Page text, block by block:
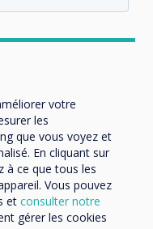
votre
les
que vous voyez et
En cliquant sur
à ce que tous les
Vous pouvez
et consulter notre
gérer les cookies
sujet de nos produits
courrier.
de